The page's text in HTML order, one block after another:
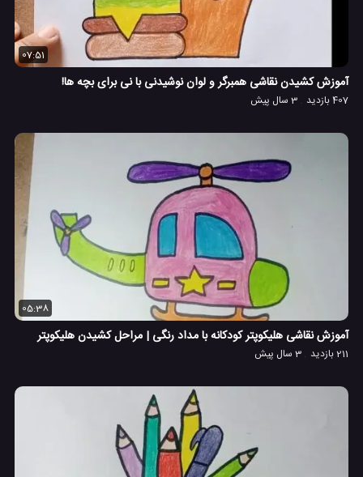
07:51
آموزش کشیدن نقاشی همبرگر و لوان نوشیدنی با نی برای بچه ها!
407 بازدید 3 سال پیش
05:38
آموزش نقاشی هلیکوپتر کودکانه با مداد رنگی | مراحل کشیدن هلیکوپتر
211 بازدید 3 سال پیش